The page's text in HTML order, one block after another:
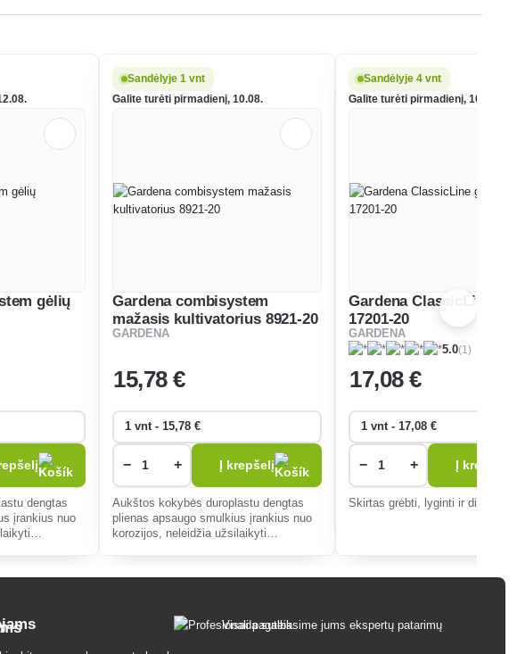
gėlių
dengtas
įrankius nuo
Sandėlyje 1 vnt
Galite turėti pirmadienį, 10.08.
Gardena combisystem
mažasis kultivatorius 8921-20
GARDENA
15,78 €
− + Į krepšelį
Aukštos kokybės duroplastu dengtas
plienas apsaugo smulkius įrankius nuo
korozijos, neleidžia užsilaikyti
Sandėlyje 4 vnt
Galite turėti pirmadienį, 10.08.
Gardena ClassicLine
17201-20
GARDENA
5.0(1)
17,08 €
− + Į krepšelį
Skirtas grėbti, lyginti ir dirbti
Visada suteiksime jums ekspertų patarimų